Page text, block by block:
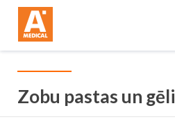
Zobu pastas un gēli